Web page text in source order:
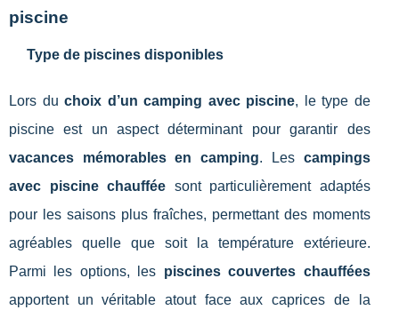
piscine
Type de piscines disponibles
Lors duchoix d’un camping avec piscine, le type de
piscine est un aspect déterminant pour garantir des
vacances mémorables en camping. Les campings
avec piscine chauffée sont particulièrement adaptés
pour les saisons plus fraîches, permettant des moments
agréables quelle que soit la température extérieure.
Parmi les options, les piscines couvertes chauffées
apportent un véritable atout face aux caprices de la